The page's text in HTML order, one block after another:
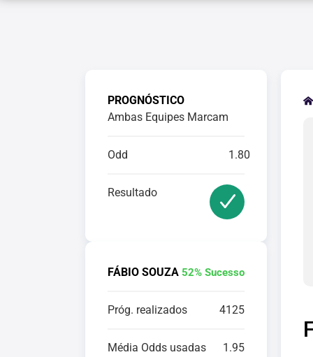
PROGNÓSTICO
Ambas Equipes Marcam
Odd 1.80
Resultado
FÁBIO SOUZA 52% Sucesso
Próg. realizados 4125
Média Odds usadas 1.95